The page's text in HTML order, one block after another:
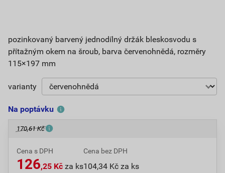
pozinkovaný barvený jednodílný držák bleskosvodu s
přítažným okem na šroub, barva červenohnědá, rozměry
115×197 mm
varianty
Na poptávku
170,61 Kč
Cena s DPH
126,25 Kč za ks
Cena bez DPH
104,34 Kč za ks